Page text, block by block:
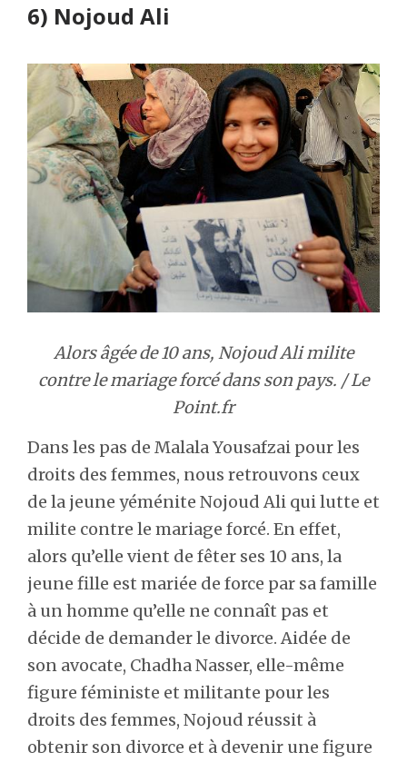
6) Nojoud Ali
Alors âgée de 10 ans, Nojoud Ali milite
contre le mariage forcé dans son pays. / Le
Point.fr
Dans les pas de Malala Yousafzai pour les
droits des femmes, nous retrouvons ceux
de la jeune yéménite Nojoud Ali qui lutte et
milite contre le mariage forcé. En effet,
alors qu’elle vient de fêter ses 10 ans, la
jeune fille est mariée de force par sa famille
à un homme qu’elle ne connaît pas et
décide de demander le divorce. Aidée de
son avocate, Chadha Nasser, elle-même
figure féministe et militante pour les
droits des femmes, Nojoud réussit à
obtenir son divorce et à devenir une figure